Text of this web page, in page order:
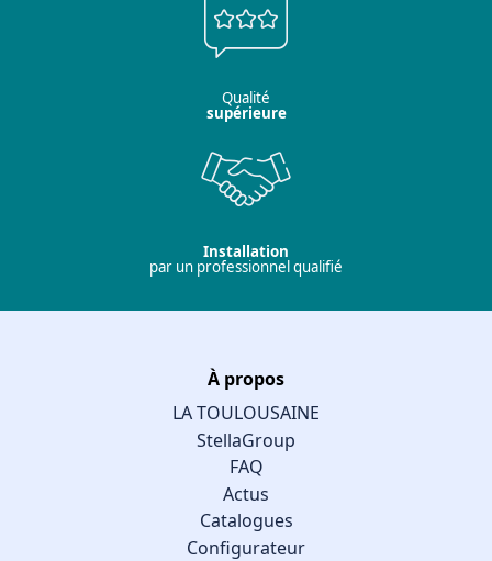
Qualité
supérieure
Installation
par un professionnel qualifié
À propos
LA TOULOUSAINE
StellaGroup
FAQ
Actus
Catalogues
Configurateur